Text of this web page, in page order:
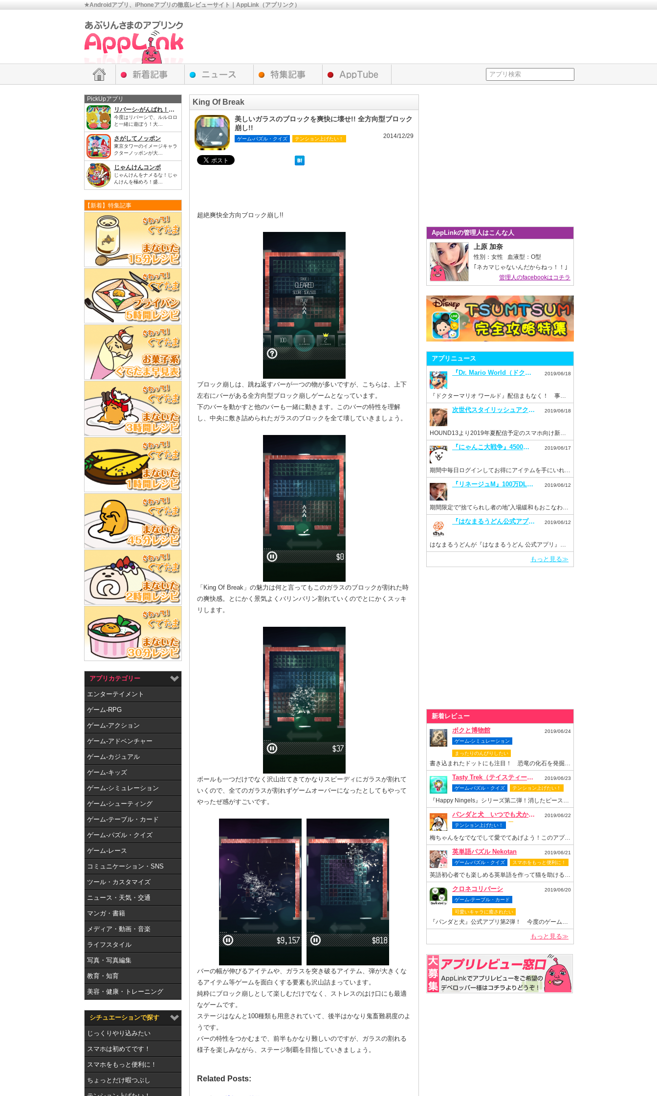
★Androidアプリ、iPhoneアプリの徹底レビューサイト｜AppLink（アプリンク）
PickUpアプリ
リバーシ-がんばれ！ルルロロ
今度はリバーシで、ルルロロ
と一緒に遊ぼう！大…
さがしてノッポン
東京タワーのイメージキャラ
クターノッポンが大…
じゃんけんコンボ
じゃんけんをナメるな！じゃ
んけんを極めろ！盛…
【新着】特集記事
アプリカテゴリー
エンターテイメント
ゲーム-RPG
ゲーム-アクション
ゲーム-アドベンチャー
ゲーム-カジュアル
ゲーム-キッズ
ゲーム-シミュレーション
ゲーム-シューティング
ゲーム-テーブル・カード
ゲーム-パズル・クイズ
ゲーム-レース
コミュニケーション・SNS
ツール・カスタマイズ
ニュース・天気・交通
マンガ・書籍
メディア・動画・音楽
ライフスタイル
写真・写真編集
教育・知育
美容・健康・トレーニング
シチュエーションで探す
じっくりやり込みたい
スマホは初めてです！
スマホをもっと便利に！
ちょっとだけ暇つぶし
King Of Break
美しいガラスのブロックを爽快に壊せ!! 全方向型ブロック
崩し!!
ゲーム-パズル・クイズ テンション上げたい！ 2014/12/29
超絶爽快全方向ブロック崩し!!
ブロック崩しは、跳ね返すバーが一つの物が多いですが、こちらは、上下
左右にバーがある全方向型ブロック崩しゲームとなっています。
下のバーを動かすと他のバーも一緒に動きます。このバーの特性を理解
し、中央に敷き詰められたガラスのブロックを全て壊していきましょう。
「King Of Break」の魅力は何と言ってもこのガラスのブロックが割れた時
の爽快感。とにかく景気よくバリンバリン割れていくのでとにかくスッキ
リします。
ボールも一つだけでなく沢山出てきてかなりスピーディにガラスが割れて
いくので、全てのガラスが割れずゲームオーバーになったとしてもやって
やったぜ感がすごいです。
バーの幅が伸びるアイテムや、ガラスを突き破るアイテム、弾が大きくな
るアイテム等ゲームを面白くする要素も沢山詰まっています。
純粋にブロック崩しとして楽しむだけでなく、ストレスのはけ口にも最適
なゲームです。
ステージはなんと100種類も用意されていて、後半はかなり鬼畜難易度のよ
うです。
バーの特性をつかむまで、前半もかなり難しいのですが、ガラスの割れる
様子を楽しみながら、ステージ制覇を目指していきましょう。
Related Posts:
AppLinkの管理人はこんな人
上原 加奈
性別：女性 血液型：O型
｢ネカマじゃないんだからねっ！！｣
管理人のfacebookはコチラ
アプリニュース
『Dr. Mario World（ドクターマリオ ワールド）』7月10日配信決定！事前登録もスタート！
2019/06/18
『ドクターマリオ ワールド』配信まもなく！ 事前登録を済ませておこう！
次世代スタイリッシュアクション『ハンドレッドソウル』事前登録スタート！ 2019/06/18
HOUND13より2019年夏配信予定のスマホ向け新作ゲーム『ハンドレッドソウル』事前登録開始
『にゃんこ大戦争』4500万DL突破記念イベントを開催。毎日ログインでネコカン20個もらえる！ 2019/06/17
期間中毎日ログインしてお得にアイテムを手にいれよう！
『リネージュM』100万DL突破を記念して“ドラゴンのサファイア”などを配布。新イベント“Versus”も開催！ 2019/06/12
期間限定で“捨てられし者の地”入場緩和もおこなわれる。
『はなまるうどん公式アプリ』がリニューアルして6月11日より配信開始！ 2019/06/12
はなまるうどんが『はなまるうどん 公式アプリ』をInsight Coreで開発
もっと見る≫
新着レビュー
ボクと博物館
2019/06/24
ゲーム-シミュレーション
まったりのんびりしたい
書き込まれたドットにも注目！ 恐竜の化石を発掘して博物館を再建しよう
Tasty Trek（テイスティー・トレック）
2019/06/23
ゲーム-パズル・クイズ
テンション上げたい！
『Happy Ningels』シリーズ第二弾！消したピースでスロットも回せちゃう爽快感抜群のなぞりパズルゲーム！
パンダと犬 いつでも犬かわいーぬ
2019/06/22
テンション上げたい！
梅ちゃんをなでなでして愛でてあげよう！このアプリがあれば梅ちゃんといつまでもいっしょ！
英単語パズル Nekotan
2019/06/21
ゲーム-パズル・クイズ
スマホをもっと便利に！
英語初心者でも楽しめる英単語を作って猫を助ける可愛いパズルゲーム
クロネコリバーシ
2019/06/20
ゲーム-テーブル・カード
可愛いキャラに癒されたい
『パンダと犬』公式アプリ第2弾！ 今度のゲームは“クロネコヤマモト”が主役のリバーシゲーム！
もっと見る≫